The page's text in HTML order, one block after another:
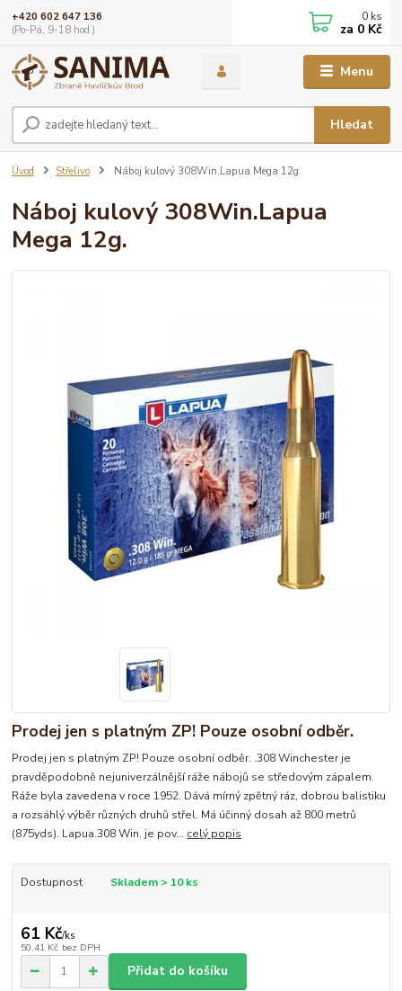
Menu
Hledat
+420 602 647 136
(Po-Pá, 9-18 hod.)
0 ks
za 0 Kč
Úvod Střelivo Náboj kulový 308Win.Lapua Mega 12g.
Náboj kulový 308Win.Lapua
Mega 12g.
Prodej jen s platným ZP! Pouze osobní odběr.
Prodej jen s platným ZP! Pouze osobní odběr. .308 Winchester je
pravděpodobně nejuniverzálnější ráže nábojů se středovým zápalem.
Ráže byla zavedena v roce 1952. Dává mírný zpětný ráz, dobrou balistiku
a rozsáhlý výběr různých druhů střel. Má účinný dosah až 800 metrů
(875yds). Lapua.308 Win. je pov... celý popis
Dostupnost Skladem > 10 ks
61 Kč/ks
50,41 Kč bez DPH
Přidat do košíku